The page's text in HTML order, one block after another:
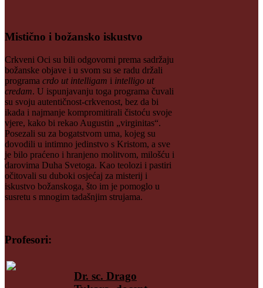
Mistično i božansko iskustvo
Crkveni Oci su bili odgovorni prema sadržaju
božanske objave i u svom su se radu držali
programa crdo ut intelligam i intelligo ut
credam. U ispunjavanju toga programa čuvali
su svoju autentičnost-crkvenost, bez da bi
ikada i najmanje kompromitirali čistoću svoje
vjere, kako bi rekao Augustin „virginitas“.
Posezali su za bogatstvom uma, kojeg su
dovodili u intimno jedinstvo s Kristom, a sve
je bilo praćeno i hranjeno molitvom, milošću i
darovima Duha Svetoga. Kao teolozi i pastiri
očitovali su duboki osjećaj za misterij i
iskustvo božanskoga, što im je pomoglo u
susretu s mnogim tadašnjim strujama.
Profesori:
Dr. sc. Drago